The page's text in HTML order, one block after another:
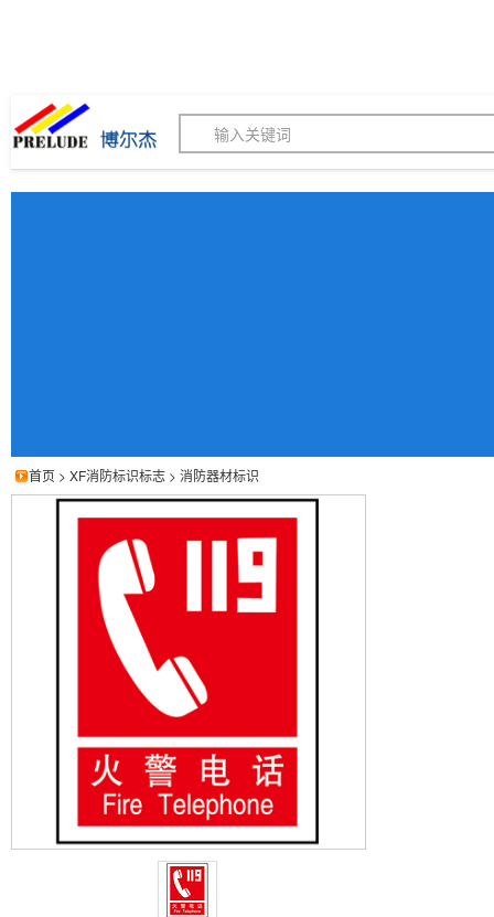
博尔杰PTS - 工业标识解
首页 > XF消防标识标志 > 消防器材标识
博尔杰 安全标识牌 消防